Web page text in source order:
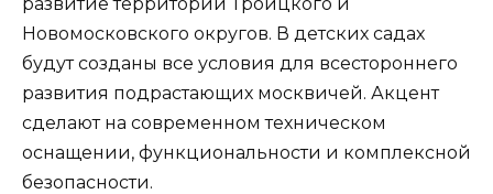
Новомосковского округов. В детских садах
будут созданы все условия для всестороннего
развития подрастающих москвичей. Акцент
сделают на современном техническом
оснащении, функциональности и комплексной
безопасности.